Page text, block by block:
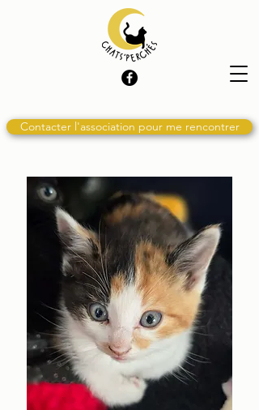
Contacter l'association pour me rencontrer